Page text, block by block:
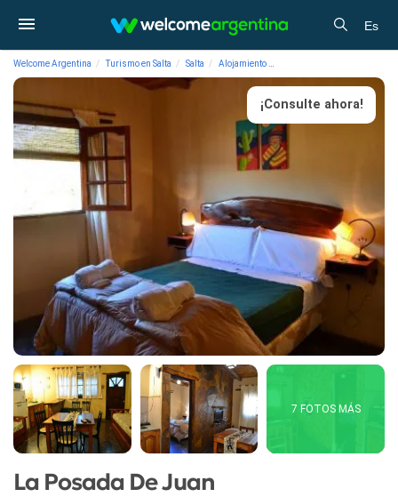
Es
Welcome Argentina Turismo en Salta Salta Alojamiento
¡Consulte ahora!
7 FOTOS MÁS
La Posada De Juan